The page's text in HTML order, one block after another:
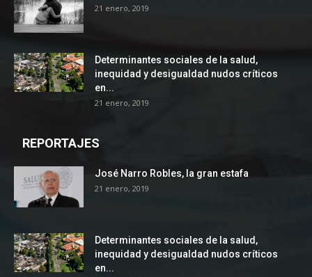
21 enero, 2019
Determinantes sociales de la salud,
inequidad y desigualdad nudos críticos
en...
21 enero, 2019
REPORTAJES
José Narro Robles, la gran estafa
21 enero, 2019
Determinantes sociales de la salud,
inequidad y desigualdad nudos críticos
en...